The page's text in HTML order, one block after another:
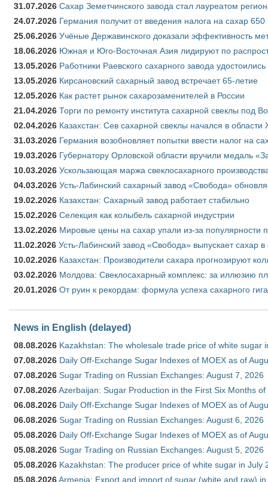
31.07.2026 Сахар Земетчинского завода стал лауреатом
24.07.2026 Германия получит от введения налога на сахар
25.06.2026 Учёные Державинского доказали эффективность
18.06.2026 Южная и Юго-Восточная Азия лидируют по
13.05.2026 Работники Раевского сахарного завода удостоились
13.05.2026 Кирсановский сахарный завод встречает 65-летие
12.05.2026 Как растет рынок сахарозаменителей в России
21.04.2026 Торги по ремонту института сахарной свеклы под
02.04.2026 Казахстан: Сев сахарной свеклы начался в области
31.03.2026 Германия возобновляет попытки ввести налог на
19.03.2026 Губернатору Орловской области вручили медаль
10.03.2026 Ускользающая маржа свеклосахарного
04.03.2026 Усть-Лабинский сахарный завод «Свобода»
19.02.2026 Казахстан: Сахарный завод работает стабильно
15.02.2026 Селекция как колыбель сахарной индустрии
13.02.2026 Мировые цены на сахар упали из-за популярности
11.02.2026 Усть-Лабинский завод «Свобода» выпускает сахар в
10.02.2026 Казахстан: Производители сахара прогнозируют
03.02.2026 Молдова: Свеклосахарный комплекс: за иллюзию
20.01.2026 От руин к рекордам: формула успеха сахарного
News in English (delayed)
08.08.2026 Kazakhstan: The wholesale trade price of white sugar
07.08.2026 Daily Off-Exchange Sugar Indexes of MOEX as of
07.08.2026 Sugar Trading on Russian Exchanges: August 7, 2026
07.08.2026Azerbaijan: Sugar Production in the First Six Months of
06.08.2026 Daily Off-Exchange Sugar Indexes of MOEX as of
06.08.2026 Sugar Trading on Russian Exchanges: August 6, 2026
05.08.2026 Daily Off-Exchange Sugar Indexes of MOEX as of
05.08.2026 Sugar Trading on Russian Exchanges: August 5, 2026
05.08.2026 Kazakhstan: The producer price of white sugar in July
05.08.2026Armenia: Export and import of sugar (white and raw)